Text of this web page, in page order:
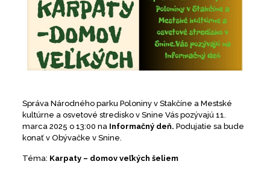
Správa Národného parku Poloniny v Stakčíne a Mestské
kultúrne a osvetové stredisko v Snine Vás pozývajú 11.
marca 2025 o 13:00 na Informačný deň. Podujatie sa bude
konať v Obývačke v Snine.
Téma: Karpaty – domov veľkých šeliem